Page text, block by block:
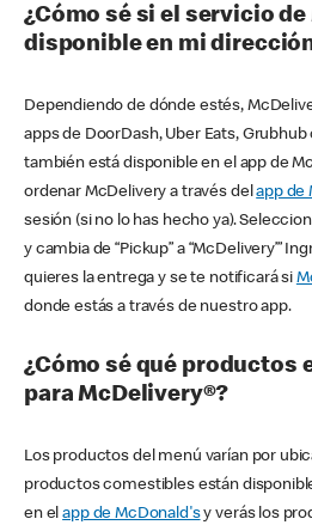
¿Cómo sé si el servicio
disponible en mi
Dependiendo de dónde estés,
apps de DoorDash, Uber Eats,
también está disponible en el app de
ordenar McDelivery a través delapp de
sesión (si no lo has hecho ya).
y cambia de “Pickup” a “McDelivery’”
quieres la entrega y se te notificará si
donde estás a través de nuestro app.
¿Cómo sé qué productos
para McDelivery®?
Los productos del menú varían por
productos comestibles están
en elapp de McDonald'sy verás los